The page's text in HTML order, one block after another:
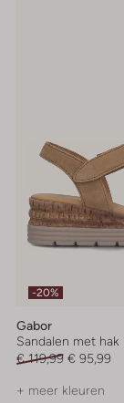
-20%
Gabor
Sandalen met hak
€ 119,99 € 95,99
+ meer kleuren